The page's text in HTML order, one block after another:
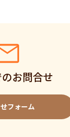
お問合せ
フォーム